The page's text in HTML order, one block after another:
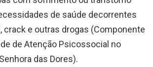
de saúde decorrentes
crack e outras drogas (Componente
de Atenção Psicossocial no
das Dores).